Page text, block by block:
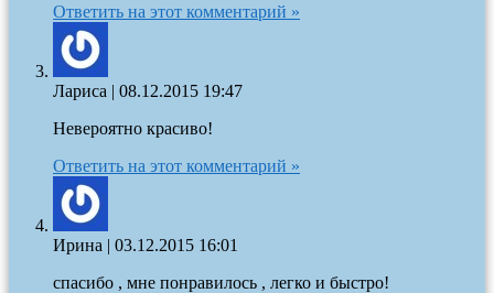
Ответить на этот комментарий »
Лариса | 08.12.2015 19:47
Невероятно красиво!
Ответить на этот комментарий »
Ирина | 03.12.2015 16:01
спасибо , мне понравилось , легко и быстро!